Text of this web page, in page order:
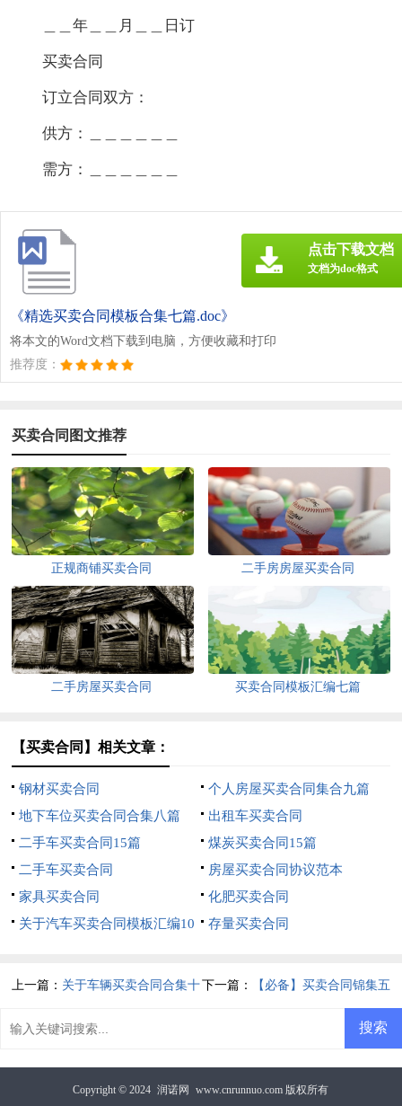
＿＿年＿＿月＿＿日订
买卖合同
订立合同双方：
供方：＿＿＿＿＿＿
需方：＿＿＿＿＿＿
《精选买卖合同模板合集七篇.doc》
将本文的Word文档下载到电脑，方便收藏和打印
推荐度：
点击下载文档
文档为doc格式
买卖合同图文推荐
正规商铺买卖合同 二手房房屋买卖合同
二手房屋买卖合同 买卖合同模板汇编七篇
【买卖合同】相关文章：
钢材买卖合同
个人房屋买卖合同集合九篇
地下车位买卖合同合集八篇
出租车买卖合同
二手车买卖合同15篇
煤炭买卖合同15篇
二手车买卖合同
房屋买卖合同协议范本
家具买卖合同
化肥买卖合同
关于汽车买卖合同模板汇编10
存量买卖合同
上一篇： 关于车辆买卖合同合集十下一篇： 【必备】买卖合同锦集五
Copyright © 2024 润诺网 www.cnrunnuo.com 版权所有